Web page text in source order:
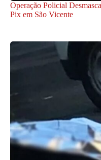
Operação Policial
Pix em São Vicente